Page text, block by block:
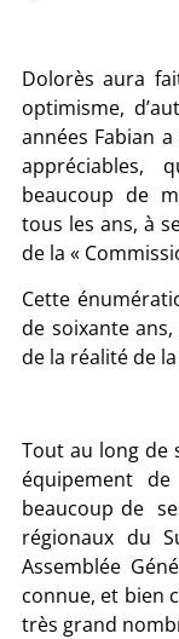
Dolorès aura
optimisme,
années Fabian
beaucoup de
tous les ans, à
de la «
Cette
de soixante
de la réalité de la
Tout au long
équipement
beaucoup de
régionaux du
Assemblée
connue, et bien
très grand